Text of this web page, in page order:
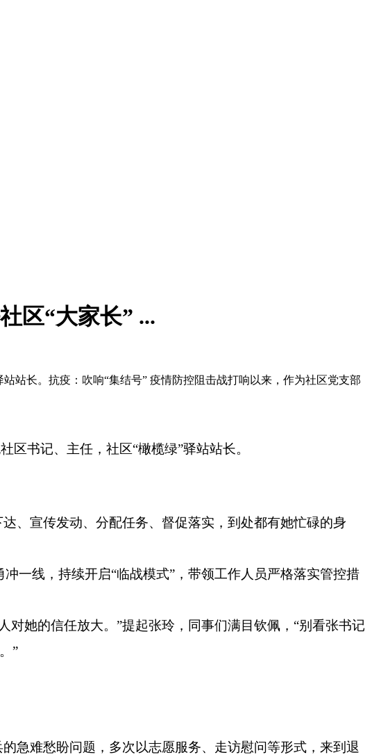
区“大家长” ...
站长。抗疫：吹响“集结号” 疫情防控阻击战打响以来，作为社区党支部
区书记、主任，社区“橄榄绿”驿站站长。
达、宣传发动、分配任务、督促落实，到处都有她忙碌的身
一线，持续开启“临战模式”，带领工作人员严格落实管控措
她的信任放大。”提起张玲，同事们满目钦佩，“别看张书记
”
急难愁盼问题，多次以志愿服务、走访慰问等形式，来到退